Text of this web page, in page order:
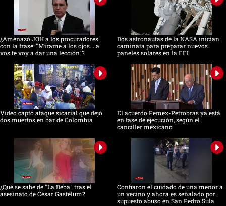
¿Amenazó JOH a los procuradores
con la frase: "Mírame a los ojos... a
vos te voy a dar una lección"?
Dos astronautas de la NASA inician
caminata para preparar nuevos
paneles solares en la EEI
Video captó ataque sicarial que dejó
dos muertos en bar de Colombia
El acuerdo Pemex-Petrobras ya está
en fase de ejecución, según el
canciller mexicano
¿Qué se sabe de "La Beba" tras el
asesinato de César Gastélum?
Confiaron el cuidado de una menor a
un vecino y ahora es señalado por
supuesto abuso en San Pedro Sula